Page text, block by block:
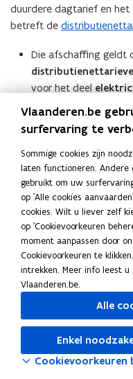
duurdere dagtarief en
betreft de
Die afschaffing geldt
voor het deel
Hetdeel
bepaald door de
verschillende
nachtverbruik.
Deel deze pagina
i
n
k
d
n
o
o
p
i
e
r
l
i
Vlaanderen.be
surfervaring te
Sommige cookies zijn
laten functioneren. Andere
gebruikt om uw
op 'Alle cookies
cookies. Wilt u liever zelf
op 'Cookievoorkeuren
moment aanpassen door
Cookievoorkeuren te
intrekken. Meer info leest u
Vlaanderen.be.
Alle
Enkel
Cookievoorkeuren